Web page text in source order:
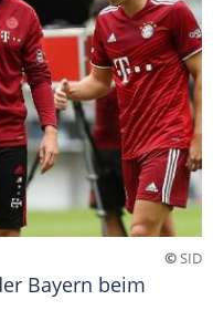
©SID
Bayern beim